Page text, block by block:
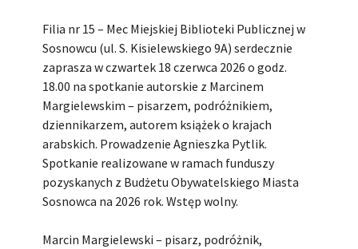
Filia nr 15 – Mec Miejskiej Biblioteki Publicznej w
Sosnowcu (ul. S. Kisielewskiego 9A) serdecznie
zaprasza w czwartek 18 czerwca 2026 o godz.
18.00 na spotkanie autorskie z Marcinem
Margielewskim – pisarzem, podróżnikiem,
dziennikarzem, autorem książek o krajach
arabskich. Prowadzenie Agnieszka Pytlik.
Spotkanie realizowane w ramach funduszy
pozyskanych z Budżetu Obywatelskiego Miasta
Sosnowca na 2026 rok. Wstęp wolny.
Marcin Margielewski – pisarz, podróżnik,